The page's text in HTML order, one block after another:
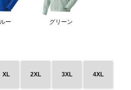
ー グリーン
XL 2XL 3XL 4XL